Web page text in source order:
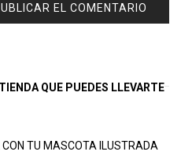
QUE PUEDES LLEVARTE
TU MASCOTA ILUSTRADA